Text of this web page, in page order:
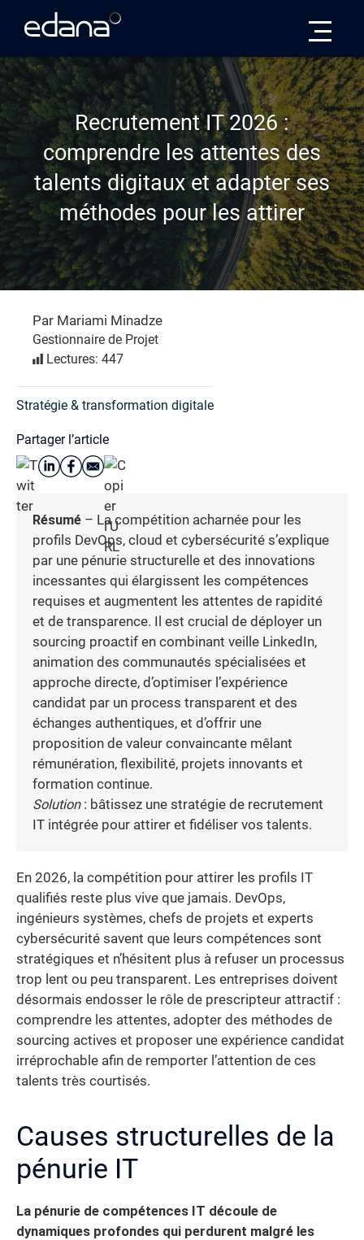
Recrutement IT 2026 :
comprendre les attentes des
talents digitaux et adapter ses
méthodes pour les attirer
Par Mariami Minadze
Gestionnaire de Projet
Lectures: 447
Stratégie & transformation digitale
Partager l’article
Résumé – La compétition acharnée pour les
profils DevOps, cloud et cybersécurité s’explique
par une pénurie structurelle et des innovations
incessantes qui élargissent les compétences
requises et augmentent les attentes de rapidité
et de transparence. Il est crucial de déployer un
sourcing proactif en combinant veille LinkedIn,
animation des communautés spécialisées et
approche directe, d’optimiser l’expérience
candidat par un process transparent et des
échanges authentiques, et d’offrir une
proposition de valeur convaincante mêlant
rémunération, flexibilité, projets innovants et
formation continue.
Solution: bâtissez une stratégie de recrutement
IT intégrée pour attirer et fidéliser vos talents.
En 2026, la compétition pour attirer les profils IT
qualifiés reste plus vive que jamais. DevOps,
ingénieurs systèmes, chefs de projets et experts
cybersécurité savent que leurs compétences sont
stratégiques et n’hésitent plus à refuser un processus
trop lent ou peu transparent. Les entreprises doivent
désormais endosser le rôle de prescripteur attractif :
comprendre les attentes, adopter des méthodes de
sourcing actives et proposer une expérience candidat
irréprochable afin de remporter l’attention de ces
talents très courtisés.
Causes structurelles de la
pénurie IT
La pénurie de compétences IT découle de
dynamiques profondes qui perdurent malgré les